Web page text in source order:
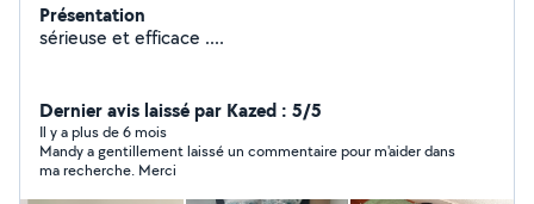
Présentation
sérieuse et efficace ....
Dernier avis laissé par Kazed : 5/5
Il y a plus de 6 mois
Mandy a gentillement laissé un commentaire pour m'aider dans
ma recherche. Merci